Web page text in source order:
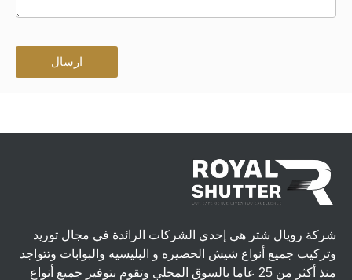
ارسال
شركة رويال شتر هي إحدي الشركات الرائدة في مجال توريد
وتركيب جميع أنواع شيش الحصيره و البليسيه والبوابات وتتواجد
منذ أكثر من 25 عاما بالسوق المحلي وتقوم بتوفير جميع أنواع